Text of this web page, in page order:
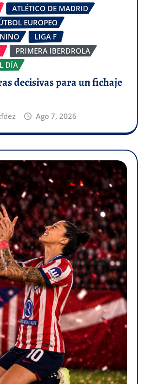
ATLÉTICO DE MADRID
EUROPEO
LIGA F
PRIMERA IBERDROLA
DÍA
decisivas para un fichaje
Ago 7, 2026